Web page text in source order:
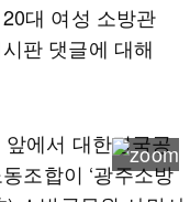
대 여성 소방관
판 댓글에 대해